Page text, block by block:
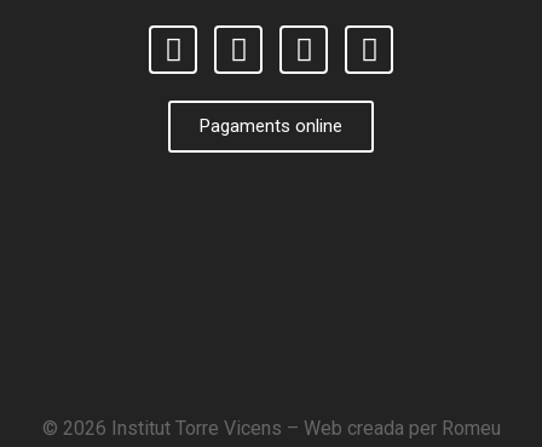
Pagaments online
© 2026 Institut Torre Vicens – Web creada per Romeu